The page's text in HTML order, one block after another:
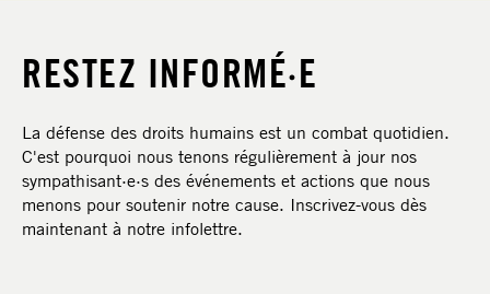
RESTEZ INFORMÉ·E
La défense des droits humains est un combat quotidien.
C'est pourquoi nous tenons régulièrement à jour nos
sympathisant·e·s des événements et actions que nous
menons pour soutenir notre cause. Inscrivez-vous dès
maintenant à notre infolettre.